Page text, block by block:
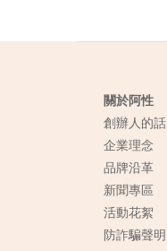
關於阿性
創辦人的話
企業理念
品牌沿革
新聞專區
活動花絮
防詐騙聲明